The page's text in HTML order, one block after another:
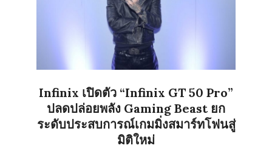
Infinix เปิดตัว “Infinix GT 50 Pro”
ปลดปล่อยพลัง Gaming Beast ยก
ระดับประสบการณ์เกมมิ่งสมาร์ทโฟนสู่
มิติใหม่